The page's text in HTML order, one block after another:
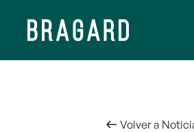
Volver a